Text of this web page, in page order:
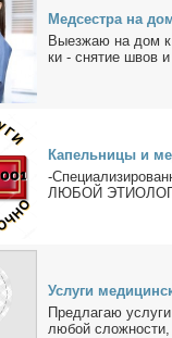
Мед­сест­ра на
Вы­ез­жаю на дом
ки - сня­тие швов и
Ка­пель­ни­цы и
-
ЛЮБОЙ
Услу­ги
Пред­ла­гаю
лю­бой слож­но­сти,